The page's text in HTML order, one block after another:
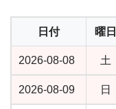
日付 曜日
2026-08-08 土
2026-08-09 日